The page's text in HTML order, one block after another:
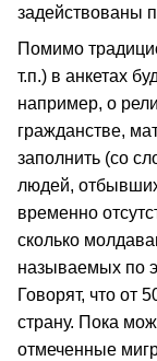
задействованы
Помимо
т.п.) в анкетах
например, о
гражданстве,
заполнить (со
людей, отбывших
временно
сколько
называемых по
Говорят, что от
страну. Пока
отмеченные